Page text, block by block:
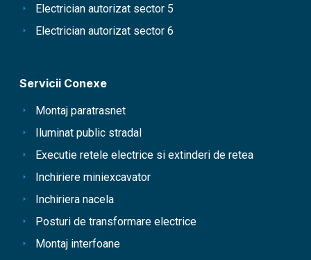
Electrician autorizat sector 5
Electrician autorizat sector 6
Servicii Conexe
Montaj paratrasnet
Iluminat public stradal
Executie retele electrice si extinderi de retea
Inchiriere miniexcavator
Inchiriera nacela
Posturi de transformare electrice
Montaj interfoane